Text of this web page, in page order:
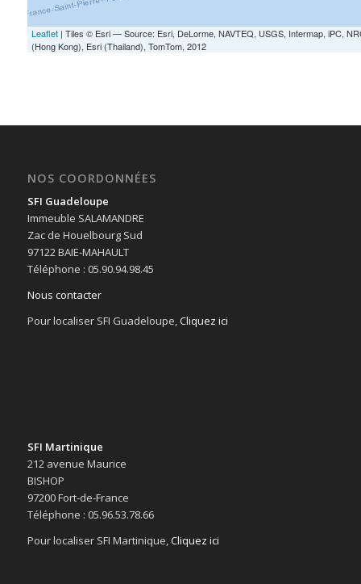
NOS COORDONNÉES
SFI Guadeloupe
Immeuble SALAMANDRE
Zac de Houelbourg Sud
97122 BAIE-MAHAULT
Téléphone : 05.90.94.98.45
Nous contacter
Pour localiser SFI Guadeloupe,Cliquez ici
SFI Martinique
212 avenue Maurice
BISHOP
97200 Fort-de-France
Téléphone : 05.96.53.78.66
Pour localiser SFI Martinique, Cliquez ici